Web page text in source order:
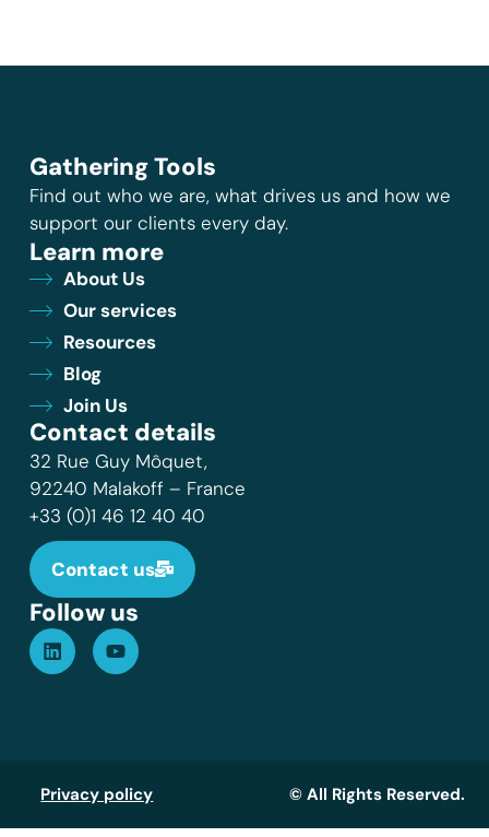
Gathering Tools
Find out who we are, what drives us and how we
support our clients every day.
Learn more
About Us
Our services
Resources
Blog
Join Us
Contact details
32 Rue Guy Môquet,
92240 Malakoff – France
+33 (0)1 46 12 40 40
Contact us
Follow us
Privacy policy © All Rights Reserved.